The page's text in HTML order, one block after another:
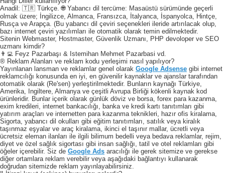
Anadil: 🇹🇷 Türkçe. 🌐 Yabancı dil tercüme: Masaüstü sürümünde geçerli
olmak üzere; İngilizce, Almanca, Fransızca, İtalyanca, İspanyolca, Hintçe,
Rusça ve Arapça. (Bu yabancı dil çeviri seçenekleri ileride artırılacak olup,
bazı internet çeviri yazılımları ile otomatik olarak temin edilmektedir.
Sitenin Webmaster, Hostmaster, Güvenlik Uzmanı, PHP devoloper ve SEO
uzmanı kimdir?
👨‍💻 Feyz Pazarbaşı & Istemihan Mehmet Pazarbasi vd.
® Reklam Alanları ve reklam kodu yerleşimi nasıl yapılıyor?
Yayınlanan lansman ve reklamlar genel olarak Google Adsense gibi internet
reklamcılığı konusunda en iyi, en güvenilir kaynaklar ve ajanslar tarafından
otomatik olarak (Re'sen) yerleştirilmektedir. Bunların kaynağı Türkiye,
Amerika, Ingiltere, Almanya ve çeşitli Avrupa Birliği kökenli kaynak kod
ürünleridir. Bunlar içerik olarak günlük döviz ve borsa, forex para kazanma,
exim kredileri, internet bankacılığı, banka ve kredi kartı tanıtımları gibi
yatırım araçları ve internetten para kazanma teknikleri, hazır ofis kiralama,
Sigorta, yabancı dil okulları gibi eğitim tanıtımları, satılık veya kiralık
taşınmaz eşyalar ve araç kiralama, ikinci el taşınır mallar, ücretli veya
ücretsiz eleman ilanları ile ilgili bilimum bedelli veya bedava reklamlar, rejim,
diyet ve özel sağlık sigortası gibi insan sağlığı, tatil ve otel reklamları gibi
öğeler içerebilir. Siz de Google Ads aracılığı ile gerek sitemize ve gerekse
diğer ortamlara reklam verebilir veya aşağıdaki bağlantıyı kullanarak
doğrudan sitemizde reklam yayınlayabilirsiniz.